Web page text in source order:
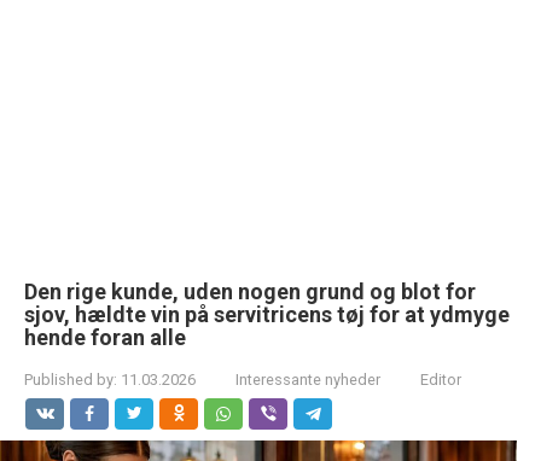
Den rige kunde, uden nogen grund og blot for
sjov, hældte vin på servitricens tøj for at ydmyge
hende foran alle
Published by: 11.03.2026 Interessante nyheder Editor